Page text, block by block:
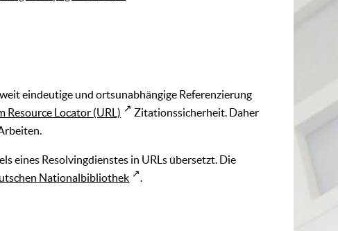
eindeutige und ortsunabhängige Referenzierung
Resource Locator (URL)
Zitationssicherheit. Daher
eines Resolvingdienstes in URLs übersetzt. Die
Nationalbibliothek